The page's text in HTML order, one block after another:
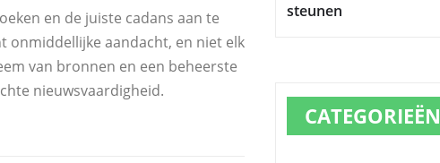
en de juiste cadans aan te
onmiddellijke aandacht, en niet elk
van bronnen en een beheerste
nieuwsvaardigheid.
steunen
CATEGORIEËN